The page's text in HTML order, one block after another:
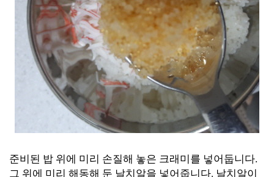
준비된 밥 위에 미리 손질해 놓은 크래미를 넣어둡니다.
그 위에 미리 해동해 둔 날치알을 넣어줍니다. 날치알이